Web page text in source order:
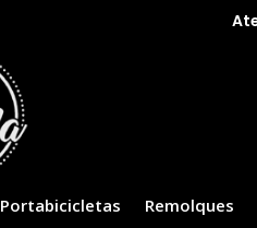
Portabicicletas Remolques